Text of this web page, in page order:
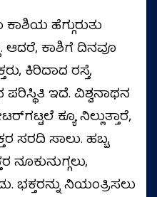
ಕಾಶಿಯ ಹೆಗ್ಗುರುತು
ಆದರೆ, ಕಾಶಿಗೆ ದಿನವೂ
ಕಿರಿದಾದ ರಸ್ತೆ,
ಪರಿಸ್ಥಿತಿ ಇದೆ. ವಿಶ್ವನಾಥನ
ಕ್ಯೂ ನಿಲ್ಲುತ್ತಾರೆ,
ಸರದಿ ಸಾಲು. ಹಬ್ಬ,
ನೂಕುನುಗ್ಗಲು,
ಭಕ್ತರನ್ನು ನಿಯಂತ್ರಿಸಲು